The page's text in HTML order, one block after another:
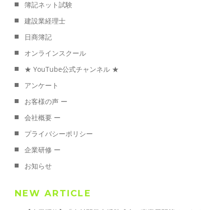
簿記ネット試験
建設業経理士
日商簿記
オンラインスクール
★ YouTube公式チャンネル ★
アンケート
お客様の声 ー
会社概要 ー
プライバシーポリシー
企業研修 ー
お知らせ
NEW ARTICLE